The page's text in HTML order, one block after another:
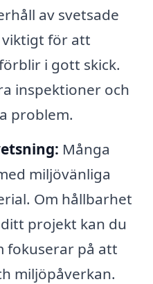
av svetsade
för att
i gott skick.
inspektioner och
problem.
Många
miljövänliga
Om hållbarhet
projekt kan du
fokuserar på att
miljöpåverkan.